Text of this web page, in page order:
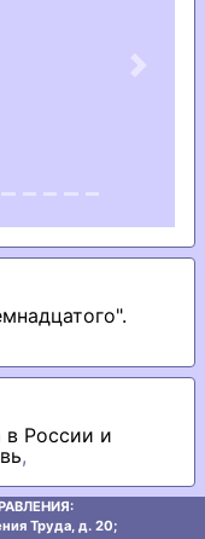
Next
в России и
,
Труда, д. 20;